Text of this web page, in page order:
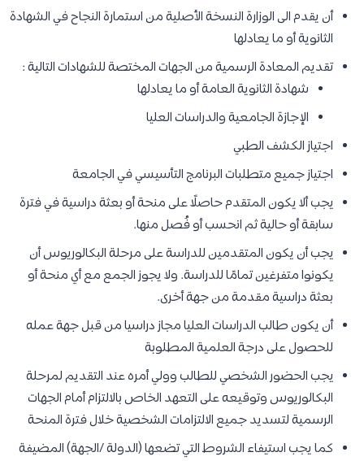
أن يقدم الى الوزارة النسخة الأصلية من استمارة النجاح في الشهادة
الثانوية أو ما يعادلها
تقديم المعادة الرسمية من الجهات المختصة للشهادات التالية :
شهادة الثانوية العامة أو ما يعادلها
الإجازة الجامعية والدراسات العليا
اجتياز الكشف الطبي
اجتياز جميع متطلبات البرنامج التأسيسي في الجامعة
يجب ألا يكون المتقدم حاصلًا على منحة أو بعثة دراسية في فترة
سابقة أو حالية ثم انحسب أو فُصل منها.
يجب أن يكون المتقدمين للدراسة على مرحلة البكالوريوس أن
يكونوا متفرغين تمامًا للدراسة. ولا يجوز الجمع مع أي منحة أو
بعثة دراسية مقدمة من جهة أخرى.
أن يكون طالب الدراسات العليا مجاز دراسيا من قبل جهة عمله
للحصول على درجة العلمية المطلوبة
يجب الحضور الشخصي للطالب وولي أمره عند التقديم لمرحلة
البكالوريوس وتوقيعه على التعهد الخاص بالالتزام أمام الجهات
الرسمية لتسديد جميع الالتزامات الشخصية خلال فترة المنحة
كما يجب استيفاء الشروط التي تضعها (الدولة /الجهة) المضيفة